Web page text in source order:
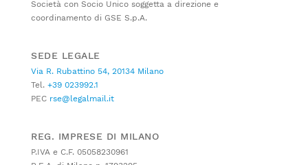
Società con Socio Unico soggetta a direzione e
coordinamento di GSE S.p.A.
SEDE LEGALE
Via R. Rubattino 54, 20134 Milano
Tel. +39 023992.1
PEC rse@legalmail.it
REG. IMPRESE DI MILANO
P.IVA e C.F. 05058230961